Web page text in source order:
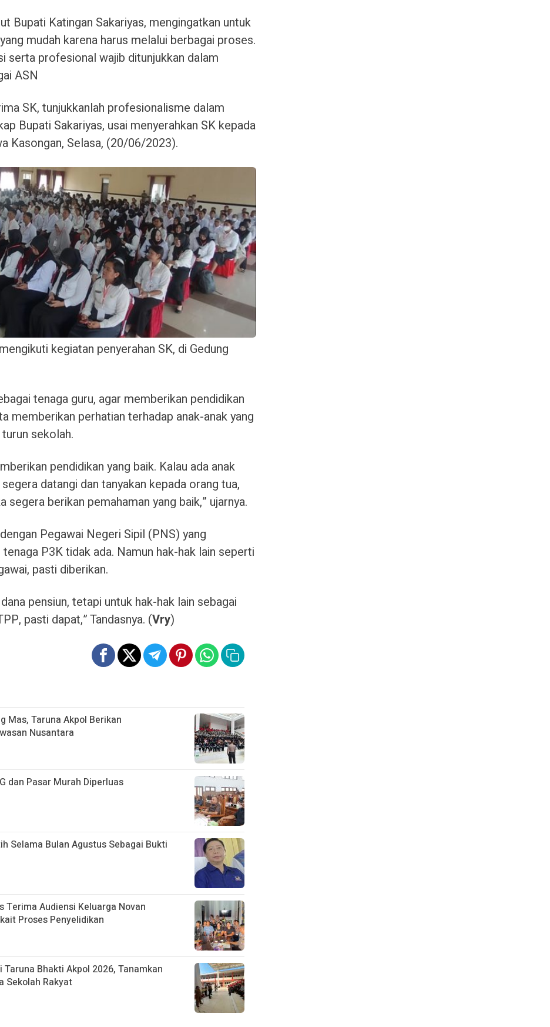
Bupati Katingan Sakariyas, mengingatkan untuk
mudah karena harus melalui berbagai proses.
serta profesional wajib ditunjukkan dalam
ASN
SK, tunjukkanlah profesionalisme dalam
Bupati Sakariyas, usai menyerahkan SK kepada
Kasongan, Selasa, (20/06/2023).
kegiatan penyerahan SK, di Gedung
tenaga guru, agar memberikan pendidikan
memberikan perhatian terhadap anak-anak yang
sekolah.
pendidikan yang baik. Kalau ada anak
datangi dan tanyakan kepada orang tua,
segera berikan pemahaman yang baik,” ujarnya.
Pegawai Negeri Sipil (PNS) yang
P3K tidak ada. Namun hak-hak lain seperti
pasti diberikan.
pensiun, tetapi untuk hak-hak lain sebagai
pasti dapat,” Tandasnya. (Vry)
Mas, Taruna Akpol Berikan
Nusantara
dan Pasar Murah Diperluas
Selama Bulan Agustus Sebagai Bukti
Terima Audiensi Keluarga Novan
Proses Penyelidikan
Bhakti Akpol 2026, Tanamkan
Sekolah Rakyat